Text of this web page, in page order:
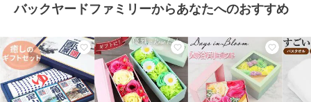
ソープフラワーギフト 贈りもの 贈り物 贈物 かわいい 可愛い くま 熊
しゃれ オシャレ
ブランド バックヤードファミリー
バックヤードファミリーからあなたへのおすすめ